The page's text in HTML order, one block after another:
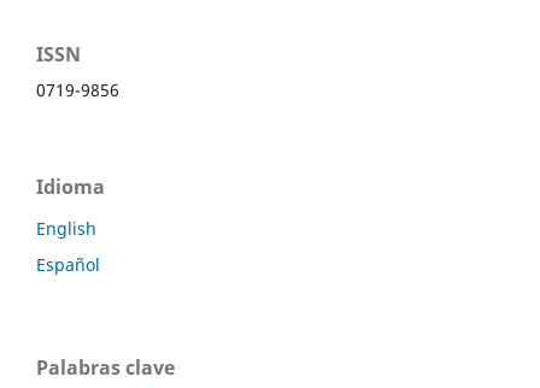
ISSN
0719-9856
Idioma
English
Español
Palabras clave